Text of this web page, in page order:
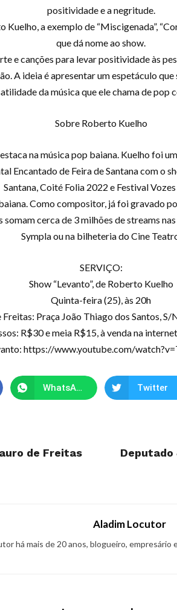
positividade e a negritude.
a exemplo de “Miscigenada”,
que dá nome ao show.
e canções para levar positividade às
A ideia é apresentar um espetáculo
da música que ele chama de pop
Sobre Roberto Kuelho
na música pop baiana. Kuelho foi
de Feira de Santana com o
Santana, Coité Folia 2022 e Festival
Como compositor, já foi gravado
cerca de 3 milhões de streams
Sympla ou na bilheteria do Cine
SERVIÇO:
Show “Levanto”, de Roberto Kuelho
Quinta-feira (25), às 20h
Praça João Thiago dos Santos, S/
R$30 e meia R$15, à venda na
https://www.youtube.com/
WhatsApp Twitter
de Freitas
Aladim Locutor
há mais de 20 anos, blogueiro, empresário